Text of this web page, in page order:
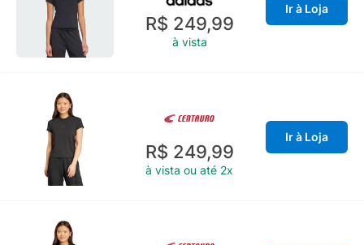
R$ 249,99
à vista
Ir à Loja
R$ 249,99
à vista ou até 2x
Ir à Loja